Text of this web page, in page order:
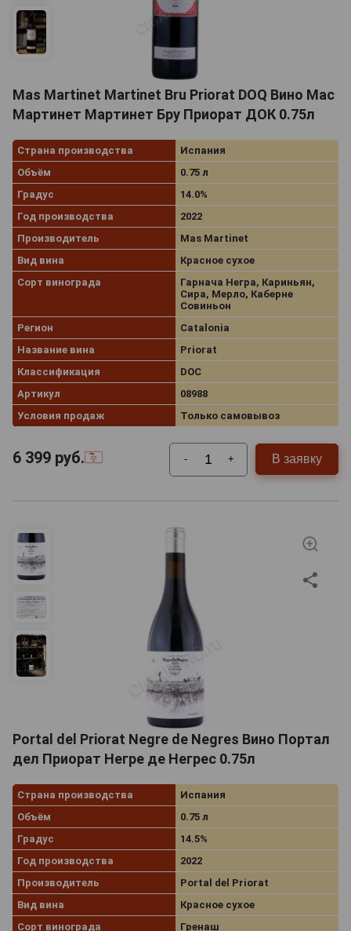
Mas Martinet Martinet Bru Priorat DOQ Вино Мас
Мартинет Мартинет Бру Приорат ДОК 0.75л
Страна производства
Испания
Объём
0.75 л
Градус
14.0%
Год производства
2022
Производитель
Mas Martinet
Вид вина
Красное сухое
Сорт винограда
Гарнача Негра, Кариньян,
Сира, Мерло, Каберне
Совиньон
Регион
Catalonia
Название вина
Priorat
Классификация
DOC
Артикул
08988
Условия продаж
Только самовывоз
6 399 руб. - + В заявку
Portal del Priorat Negre de Negres Вино Портал
дел Приорат Негре де Негрес 0.75л
Страна производства
Испания
Объём
0.75 л
Градус
14.5%
Год производства
2022
Производитель
Portal del Priorat
Вид вина
Красное сухое
Сорт винограда
Гренаш